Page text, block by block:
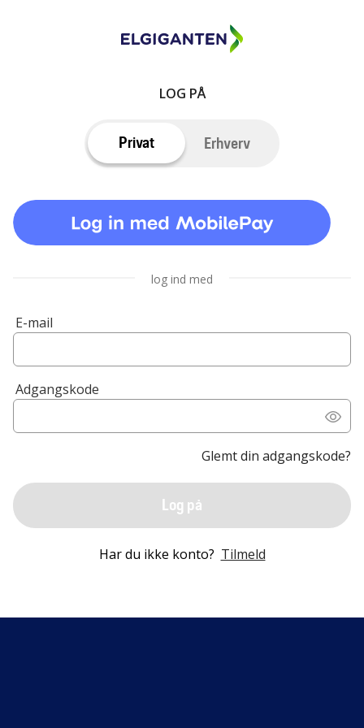
LOG PÅ
Privat Erhverv
log ind med
E-mail
Adgangskode
Glemt din adgangskode?
Log på
Har du ikke konto? Tilmeld